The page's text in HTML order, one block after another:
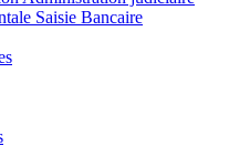
Saisie Bancaire